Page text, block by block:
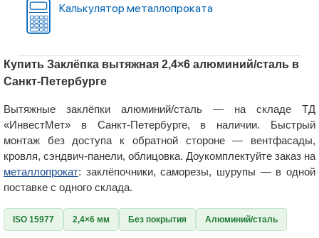
Калькулятор металлопроката
Купить Заклёпка вытяжная 2,4×6 алюминий/сталь в
Санкт-Петербурге
Вытяжные заклёпки алюминий/сталь — на складе ТД
«ИнвестМет» в Санкт-Петербурге, в наличии. Быстрый
монтаж без доступа к обратной стороне — вентфасады,
кровля, сэндвич-панели, облицовка. Доукомплектуйте заказ на
металлопрокат: заклёпочники, саморезы, шурупы — в одной
поставке с одного склада.
ISO 15977 2,4×6 мм Без покрытия Алюминий/сталь